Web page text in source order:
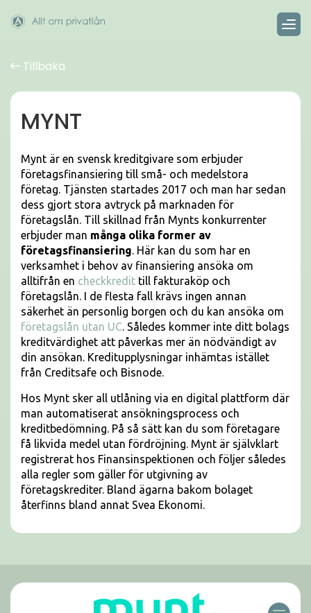
Tillbaka
MYNT
Mynt är en svensk kreditgivare som erbjuder
företagsfinansiering till små- och medelstora
företag. Tjänsten startades 2017 och man har sedan
dess gjort stora avtryck på marknaden för
företagslån. Till skillnad från Mynts konkurrenter
erbjuder man många olika former av
företagsfinansiering. Här kan du som har en
verksamhet i behov av finansiering ansöka om
alltifrån en checkkredit till fakturaköp och
företagslån. I de flesta fall krävs ingen annan
säkerhet än personlig borgen och du kan ansöka om
företagslån utan UC. Således kommer inte ditt bolags
kreditvärdighet att påverkas mer än nödvändigt av
din ansökan. Kreditupplysningar inhämtas istället
från Creditsafe och Bisnode.
Hos Mynt sker all utlåning via en digital plattform där
man automatiserat ansökningsprocess och
kreditbedömning. På så sätt kan du som företagare
få likvida medel utan fördröjning. Mynt är självklart
registrerat hos Finansinspektionen och följer således
alla regler som gäller för utgivning av
företagskrediter. Bland ägarna bakom bolaget
återfinns bland annat Svea Ekonomi.